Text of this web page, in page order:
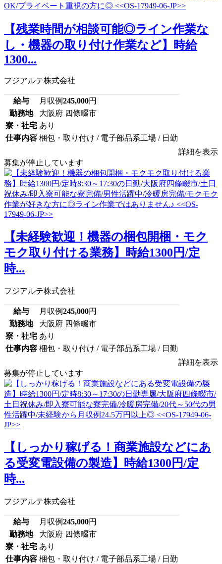
【残業時間が相談可能◎ライン作業な
し・機器の取り付け作業など】時給
1300...
フジアルテ株式会社
給与 月収例245,000円
勤務地
大阪府 四條畷市
寮・社宅 あり
仕事内容 梱包・取り付け / 電子部品系工場 / 日勤
詳細を表示
募集が停止しています
【未経験歓迎！機器の梱包開梱・モク
モク取り付ける業務】時給1300円/定
時...
フジアルテ株式会社
給与 月収例245,000円
勤務地
大阪府 四條畷市
寮・社宅 あり
仕事内容 梱包・取り付け / 電子部品系工場 / 日勤
詳細を表示
募集が停止しています
【しっかり稼げる！商業施設などにあ
る受変電設備の製造】時給1300円/定
時...
フジアルテ株式会社
給与 月収例245,000円
勤務地
大阪府 四條畷市
寮・社宅 あり
仕事内容 梱包・取り付け / 電子部品系工場 / 日勤